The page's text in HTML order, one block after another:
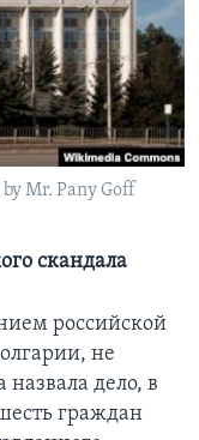
Mr. Pany Goff
скандала
российской
не
назвала дело, в
граждан